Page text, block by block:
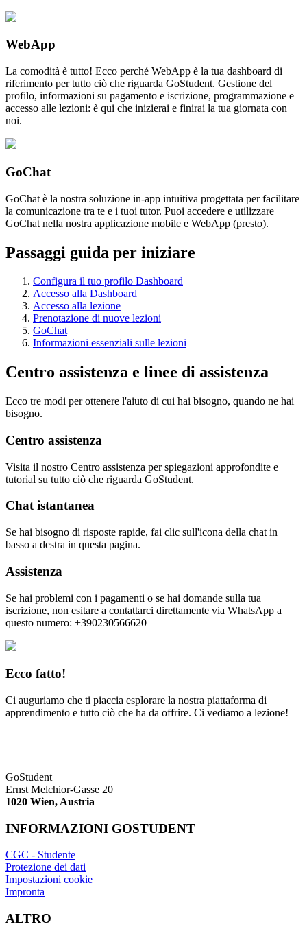
WebApp
La comodità è tutto! Ecco perché WebApp è la tua dashboard di
riferimento per tutto ciò che riguarda GoStudent. Gestione del
profilo, informazioni su pagamento e iscrizione, programmazione e
accesso alle lezioni: è qui che inizierai e finirai la tua giornata con
noi.
GoChat
GoChat è la nostra soluzione in-app intuitiva progettata per facilitare
la comunicazione tra te e i tuoi tutor. Puoi accedere e utilizzare
GoChat nella nostra applicazione mobile e WebApp (presto).
Passaggi guida per iniziare
Configura il tuo profilo Dashboard
Accesso alla Dashboard
Accesso alla lezione
Prenotazione di nuove lezioni
GoChat
Informazioni essenziali sulle lezioni
Centro assistenza e linee di assistenza
Ecco tre modi per ottenere l'aiuto di cui hai bisogno, quando ne hai
bisogno.
Centro assistenza
Visita il nostro Centro assistenza per spiegazioni approfondite e
tutorial su tutto ciò che riguarda GoStudent.
Chat istantanea
Se hai bisogno di risposte rapide, fai clic sull'icona della chat in
basso a destra in questa pagina.
Assistenza
Se hai problemi con i pagamenti o se hai domande sulla tua
iscrizione, non esitare a contattarci direttamente via WhatsApp a
questo numero: +390230566620
Ecco fatto!
Ci auguriamo che ti piaccia esplorare la nostra piattaforma di
apprendimento e tutto ciò che ha da offrire. Ci vediamo a lezione!
GoStudent
Ernst Melchior-Gasse 20
1020 Wien, Austria
INFORMAZIONI GOSTUDENT
CGC - Studente
Protezione dei dati
Impostazioni cookie
Impronta
ALTRO